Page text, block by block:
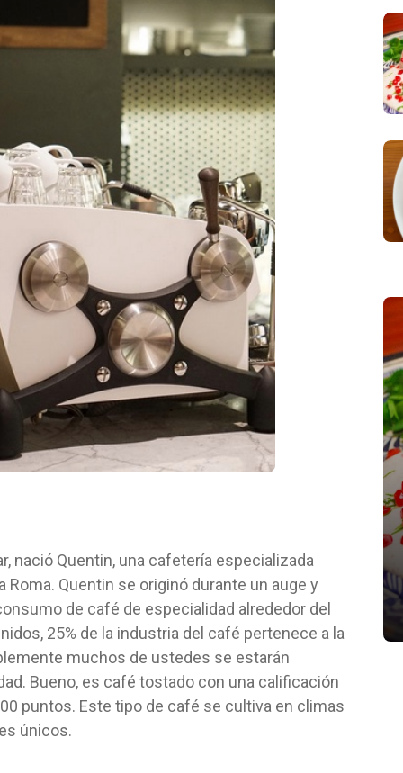
nació Quentin, una cafetería especializada
Roma. Quentin se originó durante un auge y
de café de especialidad alrededor del
25% de la industria del café pertenece a la
muchos de ustedes se estarán
Bueno, es café tostado con una calificación
puntos. Este tipo de café se cultiva en climas
únicos.
nuevas?
junio 29, 2022